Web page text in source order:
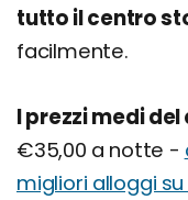
tutto il centro
facilmente.
I prezzi medi
€35,00 a notte -
migliori alloggi